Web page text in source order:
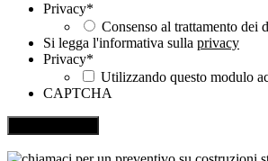
Privacy*
Consenso al trattamento dei
Si legga l'informativa sulla privacy
Privacy*
Utilizzando questo modulo
CAPTCHA